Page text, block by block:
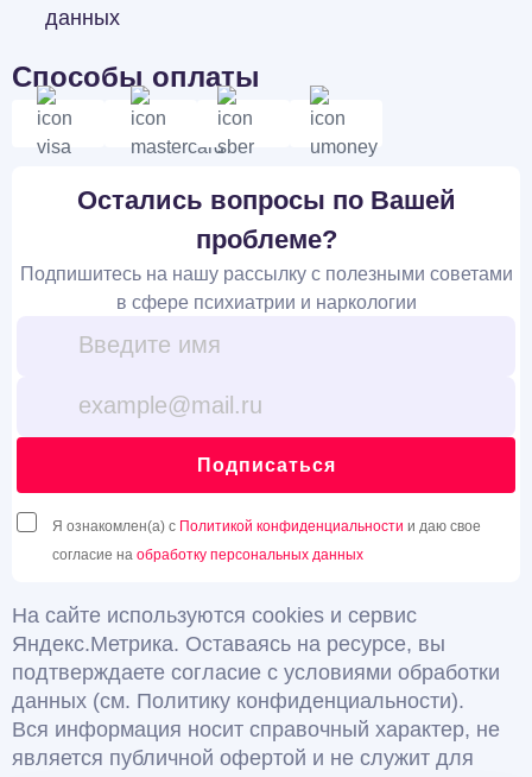
данных
Способы оплаты
Остались вопросы по Вашей
проблеме?
Подпишитесь на нашу рассылку с полезными советами
в сфере психиатрии и наркологии
Подписаться
Я ознакомлен(а) с Политикой конфиденциальности и даю свое
согласие на обработку персональных данных
На сайте используются cookies и сервис
Яндекс.Метрика. Оставаясь на ресурсе, вы
подтверждаете согласие с условиями обработки
данных (см. Политику конфиденциальности).
Вся информация носит справочный характер, не
является публичной офертой и не служит для